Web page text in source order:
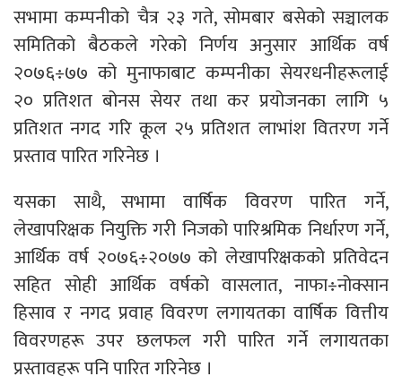
सभामा कम्पनीको चैत्र २३ गते, सोमबार बसेको सञ्चालक
समितिको बैठकले गरेको निर्णय अनुसार आर्थिक वर्ष
२०७६÷७७ को मुनाफाबाट कम्पनीका सेयरधनीहरूलाई
२० प्रतिशत बोनस सेयर तथा कर प्रयोजनका लागि ५
प्रतिशत नगद गरि कूल २५ प्रतिशत लाभांश वितरण गर्ने
प्रस्ताव पारित गरिनेछ ।
यसका साथै, सभामा वार्षिक विवरण पारित गर्ने,
लेखापरिक्षक नियुक्ति गरी निजको पारिश्रमिक निर्धारण गर्ने,
आर्थिक वर्ष २०७६÷२०७७ को लेखापरिक्षकको प्रतिवेदन
सहित सोही आर्थिक वर्षको वासलात, नाफा÷नोक्सान
हिसाव र नगद प्रवाह विवरण लगायतका वार्षिक वित्तीय
विवरणहरू उपर छलफल गरी पारित गर्ने लगायतका
प्रस्तावहरू पनि पारित गरिनेछ ।